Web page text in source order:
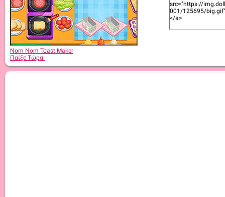
Nom Nom Toast Maker
Παίξε Τώρα!